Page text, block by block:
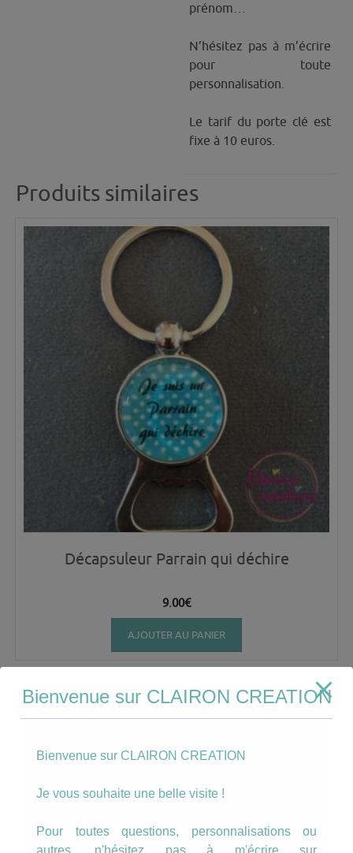
prénom…
N’hésitez pas à m’écrire
pour toute
personnalisation.
Le tarif du porte clé est
fixe à 10 euros.
Produits similaires
Décapsuleur Parrain qui déchire
9.00€
AJOUTER AU PANIER
Bienvenue sur CLAIRON CREATION
Bienvenue sur CLAIRON CREATION
Je vous souhaite une belle visite !
Pour toutes questions, personnalisations ou
autres, n'hésitez pas à m'écrire sur